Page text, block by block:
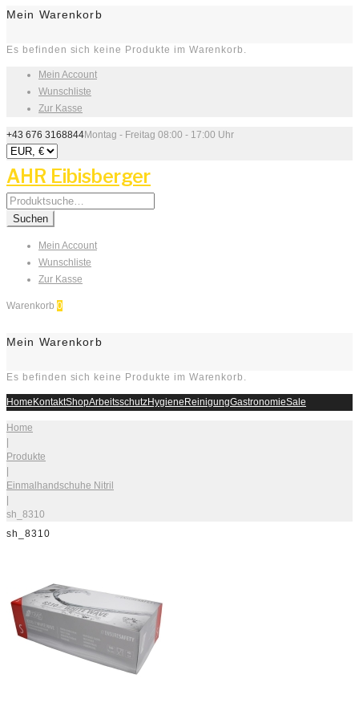
Mein Warenkorb
Es befinden sich keine Produkte im Warenkorb.
Mein Account
Wunschliste
Zur Kasse
+43 676 3168844Montag - Freitag 08:00 - 17:00 Uhr
AHR Eibisberger
Search
for:
Suchen
Mein Account
Wunschliste
Zur Kasse
Warenkorb 0
Mein Warenkorb
Es befinden sich keine Produkte im Warenkorb.
HomeKontaktShopArbeitsschutzHygieneReinigungGastronomieSale
Home
|
Produkte
|
Einmalhandschuhe Nitril
|
sh_8310
sh_8310